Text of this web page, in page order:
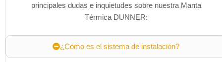
principales dudas e inquietudes sobre nuestra Manta
Térmica DUNNER:
¿Cómo es el sistema de instalación?